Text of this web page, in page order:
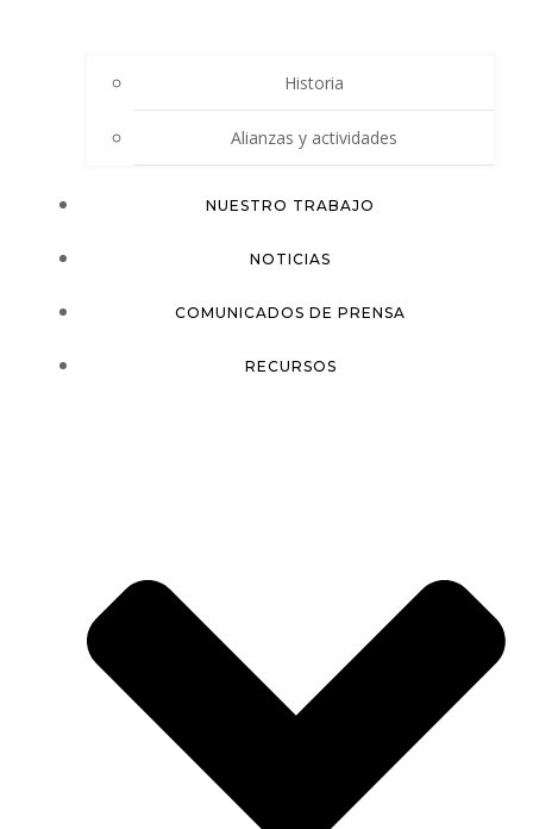
Historia
Alianzas y actividades
NUESTRO TRABAJO
NOTICIAS
COMUNICADOS DE PRENSA
RECURSOS